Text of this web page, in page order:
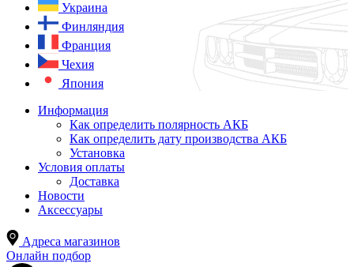
Украина
Финляндия
Франция
Чехия
Япония
Информация
Как определить полярность АКБ
Как определить дату производства АКБ
Установка
Условия оплаты
Доставка
Новости
Аксессуары
Адреса магазинов
Онлайн подбор